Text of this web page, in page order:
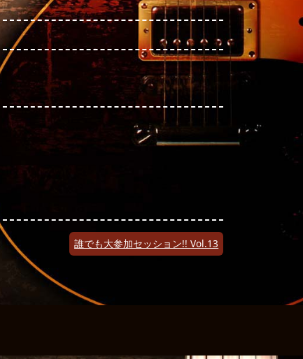
誰でも大参加セッション!! Vol.13